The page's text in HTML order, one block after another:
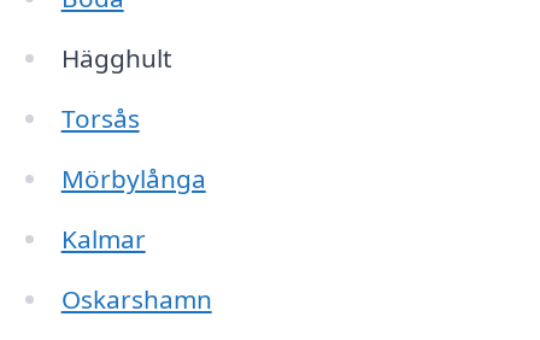
Hägghult
Torsås
Mörbylånga
Kalmar
Oskarshamn